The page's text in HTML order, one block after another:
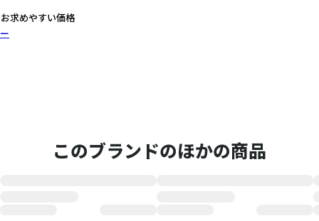
求めやすい価格
このブランドのほかの商品